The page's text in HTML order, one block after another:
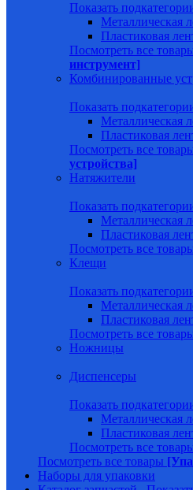
Показать
Металлическая
Пластиковая
Посмотреть все
инструмент]
Комбинированные
Показать
Металлическая
Пластиковая
Посмотреть все
устройства]
Натяжители
Показать
Металлическая
Пластиковая
Посмотреть все
Клещи
Показать
Металлическая
Пластиковая
Посмотреть все
Ножницы
Диспенсеры
Показать
Металлическая
Пластиковая
Посмотреть все
Посмотреть все товары
Наборы для упаковки